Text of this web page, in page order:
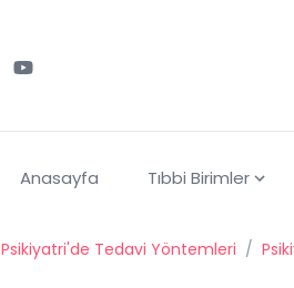
Anasayfa Tıbbi Birimler
Psikiyatri'de Tedavi Yöntemleri /